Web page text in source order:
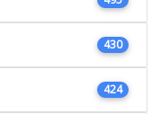
430
424